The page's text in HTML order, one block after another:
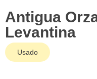
Antigua
Levantina
Usado